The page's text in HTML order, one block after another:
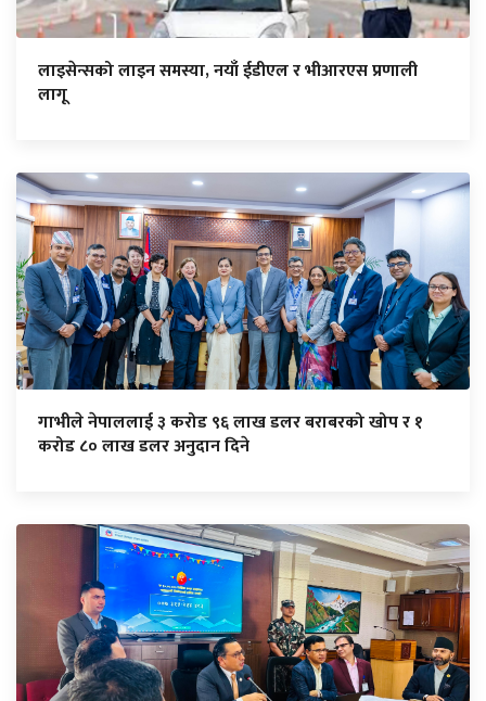
लाइसेन्सको लाइन समस्या, नयाँ ईडीएल र भीआरएस प्रणाली
लागू
गाभीले नेपाललाई ३ करोड ९६ लाख डलर बराबरको खोप र १
करोड ८० लाख डलर अनुदान दिने